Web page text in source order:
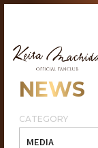
NEWS
CATEGORY